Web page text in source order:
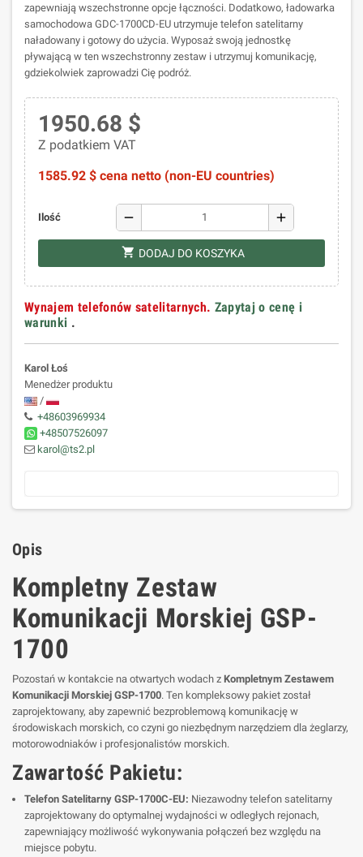
zapewniają wszechstronne opcje łączności. Dodatkowo, ładowarka
samochodowa GDC-1700CD-EU utrzymuje telefon satelitarny
naładowany i gotowy do użycia. Wyposaż swoją jednostkę
pływającą w ten wszechstronny zestaw i utrzymuj komunikację,
gdziekolwiek zaprowadzi Cię podróż.
1950.68 $
Z podatkiem VAT
1585.92 $ cena netto (non-EU countries)
Ilość remove add
shopping_cart DODAJ DO KOSZYKA
Wynajem telefonów satelitarnych. Zapytaj o cenę i
warunki .
Karol Łoś
Menedżer produktu
/
+48603969934
+48507526097
karol@ts2.pl
Opis
Kompletny Zestaw
Komunikacji Morskiej GSP-
1700
Pozostań w kontakcie na otwartych wodach z Kompletnym Zestawem
Komunikacji Morskiej GSP-1700. Ten kompleksowy pakiet został
zaprojektowany, aby zapewnić bezproblemową komunikację w
środowiskach morskich, co czyni go niezbędnym narzędziem dla żeglarzy,
motorowodniaków i profesjonalistów morskich.
Zawartość Pakietu:
Telefon Satelitarny GSP-1700C-EU: Niezawodny telefon satelitarny
zaprojektowany do optymalnej wydajności w odległych rejonach,
zapewniający możliwość wykonywania połączeń bez względu na
miejsce pobytu.